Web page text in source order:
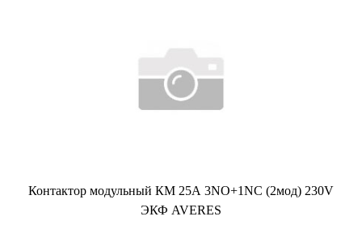
Контактор модульный КМ 25А 3NO+1NC (2мод) 230V
ЭКФ AVERES